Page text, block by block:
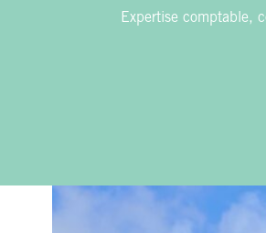
Expertise comptable,